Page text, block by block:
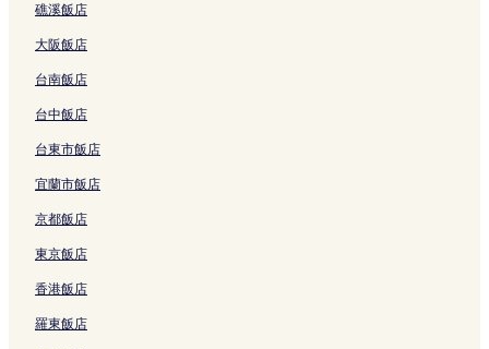
連
結
y
I
H
G
連
連
結
結
b
e
i
P
r
的
連
結
y
C
e
n
e
b
y
I
H
G
的
結
t
e
l
的
結
M
e
t
r
p
r
k
H
o
t
e
的
結
的
連
結
礁溪飯店
大阪飯店
台南飯店
台中飯店
台東市飯店
宜蘭市飯店
京都飯店
東京飯店
香港飯店
羅東飯店